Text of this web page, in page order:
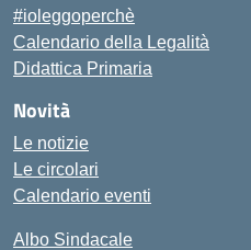
#ioleggoperchè
Calendario della Legalità
Didattica Primaria
Novità
Le notizie
Le circolari
Calendario eventi
Albo Sindacale